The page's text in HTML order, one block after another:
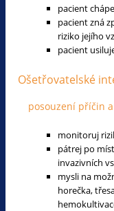
pacient
pacient zná
riziko jejího
pacient
Ošetřovatelské
posouzení příčin
monitoruj
pátrej po
invazivních
mysli na
horečka,